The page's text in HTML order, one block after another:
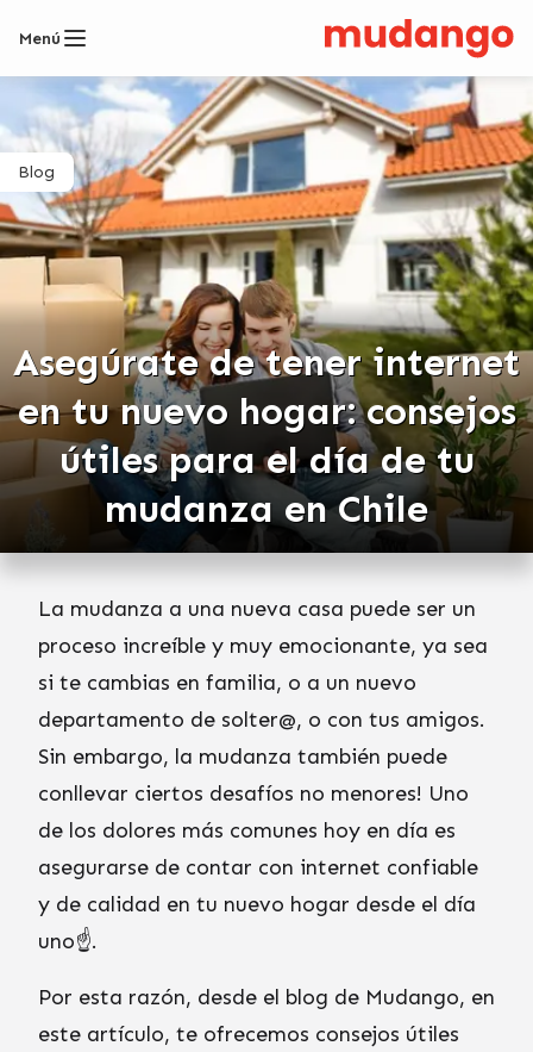
Menú
Asegúrate de tener internet
en tu nuevo hogar: consejos
útiles para el día de tu
mudanza en Chile
Blog
La mudanza a una nueva casa puede ser un
proceso increíble y muy emocionante, ya sea
si te cambias en familia, o a un nuevo
departamento de solter@, o con tus amigos.
Sin embargo, la mudanza también puede
conllevar ciertos desafíos no menores! Uno
de los dolores más comunes hoy en día es
asegurarse de contar con internet confiable
y de calidad en tu nuevo hogar desde el día
uno☝️.
Por esta razón, desde el blog de Mudango, en
este artículo, te ofrecemos consejos útiles